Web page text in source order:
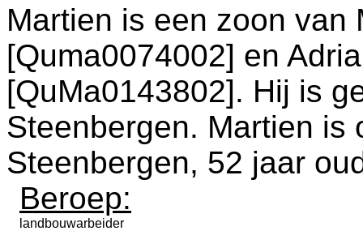
Martien is een zoon van
[Quma0074002] en
[QuMa0143802]. Hij is
Steenbergen. Martien is
Steenbergen, 52 jaar
Beroep:
landbouwarbeider